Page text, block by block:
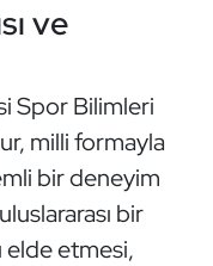
ve
Spor Bilimleri
milli formayla
bir deneyim
bir
elde etmesi,